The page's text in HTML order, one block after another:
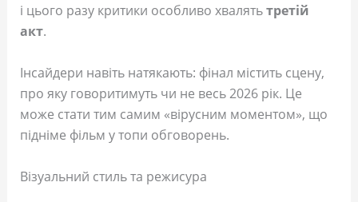
і цього разу критики особливо хвалятьтретій
акт.
Інсайдери навіть натякають: фінал містить сцену,
про яку говоритимуть чи не весь 2026 рік. Це
може стати тим самим «вірусним моментом», що
підніме фільм у топи обговорень.
Візуальний стиль та режисура